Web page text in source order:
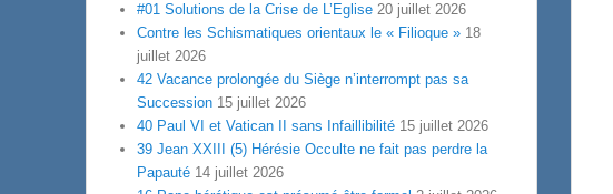
#01 Solutions de la Crise de L’Eglise 20 juillet 2026
Contre les Schismatiques orientaux le « Filioque » 18
juillet 2026
42 Vacance prolongée du Siège n’interrompt pas sa
Succession 15 juillet 2026
40 Paul VI et Vatican II sans Infaillibilité 15 juillet 2026
39 Jean XXIII (5) Hérésie Occulte ne fait pas perdre la
Papauté 14 juillet 2026